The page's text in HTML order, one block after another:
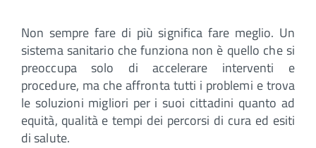
Non sempre fare di più significa fare meglio. Un
sistema sanitario che funziona non è quello che si
preoccupa solo di accelerare interventi e
procedure, ma che affronta tutti i problemi e trova
le soluzioni migliori per i suoi cittadini quanto ad
equità, qualità e tempi dei percorsi di cura ed esiti
di salute.